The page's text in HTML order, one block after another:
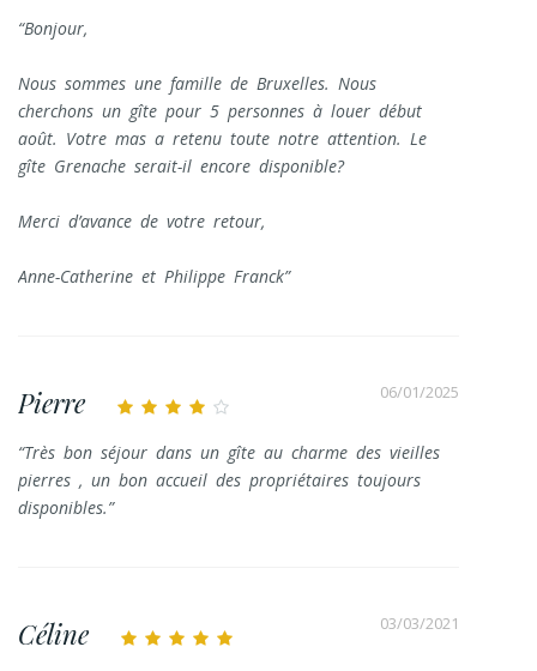
Bonjour,
Nous sommes une famille de Bruxelles. Nous
cherchons un gîte pour 5 personnes à louer début
août. Votre mas a retenu toute notre attention. Le
gîte Grenache serait-il encore disponible?
Merci d’avance de votre retour,
Anne-Catherine et Philippe Franck
Pierre 06/01/2025
Très bon séjour dans un gîte au charme des vieilles
pierres , un bon accueil des propriétaires toujours
disponibles.
Céline 03/03/2021